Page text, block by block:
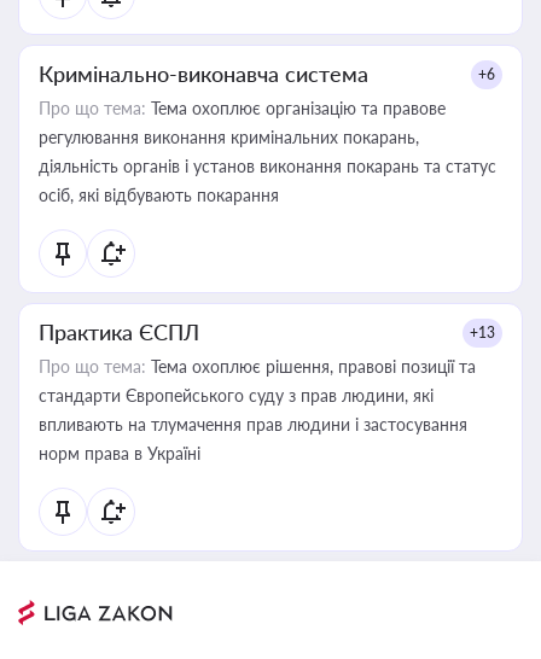
Кримінально-виконавча система +6
Про що тема: Тема охоплює організацію та правове
регулювання виконання кримінальних покарань,
діяльність органів і установ виконання покарань та статус
осіб, які відбувають покарання
Практика ЄСПЛ +13
Про що тема: Тема охоплює рішення, правові позиції та
стандарти Європейського суду з прав людини, які
впливають на тлумачення прав людини і застосування
норм права в Україні